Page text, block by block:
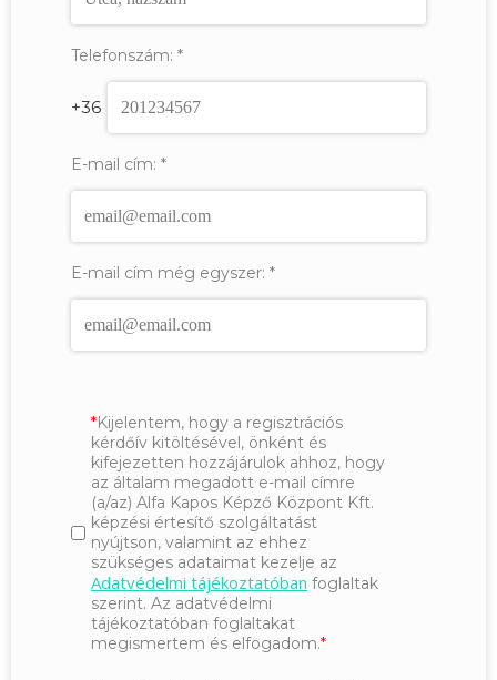
Telefonszám: *
+36
E-mail cím: *
E-mail cím még egyszer: *
Kijelentem, hogy a regisztrációs
kérdőív kitöltésével, önként és
kifejezetten hozzájárulok ahhoz, hogy
az általam megadott e-mail címre
(a/az) Alfa Kapos Képző Központ Kft.
képzési értesítő szolgáltatást
nyújtson, valamint az ehhez
szükséges adataimat kezelje az
Adatvédelmi tájékoztatóban foglaltak
szerint. Az adatvédelmi
tájékoztatóban foglaltakat
megismertem és elfogadom.